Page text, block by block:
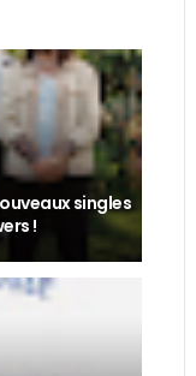
singles
!